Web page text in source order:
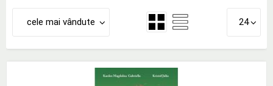
cele mai vândute 24